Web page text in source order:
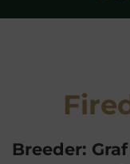
Breeder: